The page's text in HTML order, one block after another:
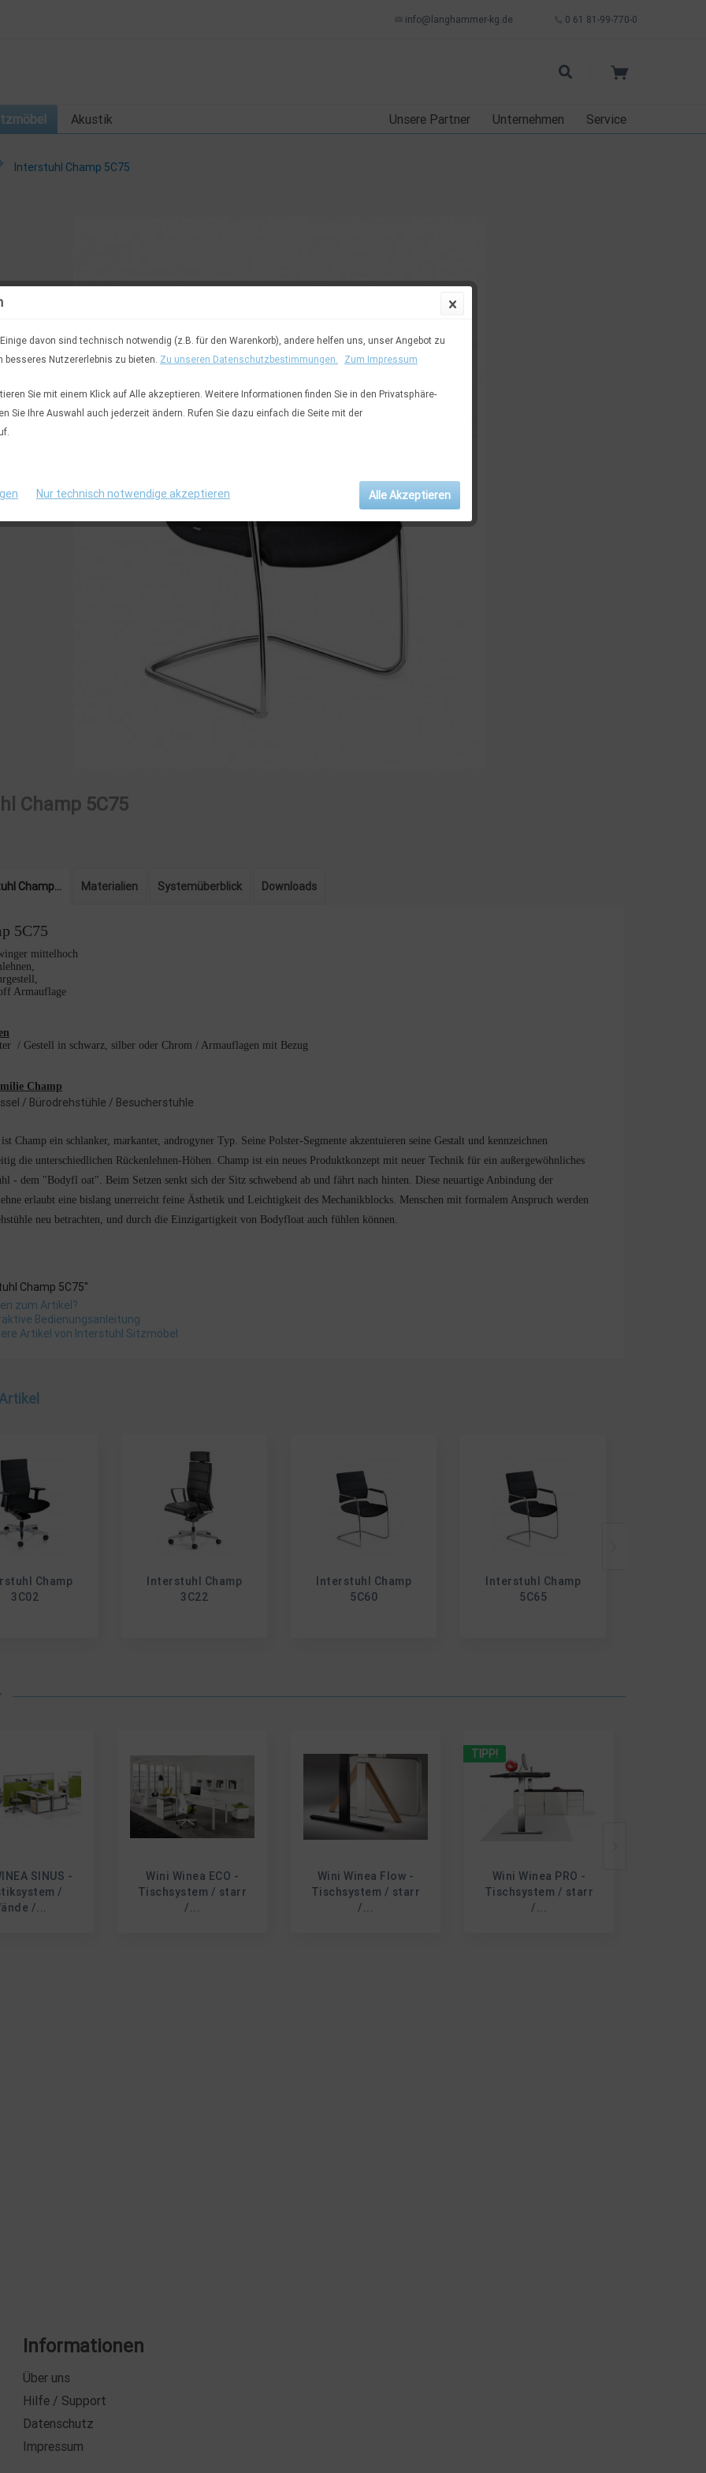
info@langhammer-kg.de 0 61 81-99-770-0
Akustik Service
Unternehmen
Unsere Partner
Interstuhl Champ 5C75
Champ 5C75
Champ... Materialien Systemüberblick Downloads
5C75
mittelhoch
Armauflage
/ Gestell in schwarz, silber oder Chrom / Armauflagen mit Bezug
Champ
/ Bürodrehstühle / Besucherstuhle
Champ ein schlanker, markanter, androgyner Typ. Seine Polster-Segmente akzentuieren seine Gestalt und kennzeichnen
die unterschiedlichen Rückenlehnen-Höhen. Champ ist ein neues Produktkonzept mit neuer Technik für ein außergewöhnliches
- dem "Bodyfl oat". Beim Setzen senkt sich der Sitz schwebend ab und fährt nach hinten. Diese neuartige Anbindung der
erlaubt eine bislang unerreicht feine Ästhetik und Leichtigkeit des Mechanikblocks. Menschen mit formalem Anspruch werden
neu betrachten, und durch die Einzigartigkeit von Bodyfloat auch fühlen können.
Champ 5C75"
zum Artikel?
Bedienungsanleitung
Artikel von Interstuhl Sitzmöbel
Champ
3C02
Interstuhl Champ
3C22
Interstuhl Champ
5C60
Interstuhl Champ
5C65
SINUS -
/
/...
Wini Winea ECO -
Tischsystem / starr
/...
Wini Winea Flow -
Tischsystem / starr
/...
TIPP!
Wini Winea PRO -
Tischsystem / starr
/...
Informationen
Über uns
Hilfe / Support
Datenschutz
Impressum
davon sind technisch notwendig (z.B. für den Warenkorb), andere helfen uns, unser Angebot zu
besseres Nutzererlebnis zu bieten. Zu unseren Datenschutzbestimmungen. Zum Impressum
Sie mit einem Klick auf Alle akzeptieren. Weitere Informationen finden Sie in den Privatsphäre-
Sie Ihre Auswahl auch jederzeit ändern. Rufen Sie dazu einfach die Seite mit der
Nur technisch notwendige akzeptieren Alle Akzeptieren